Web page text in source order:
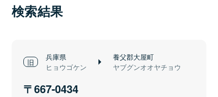
検索結果
兵庫県
ヒョウゴケン
養父郡大屋町
ヤブグンオオヤチョウ
667-0434